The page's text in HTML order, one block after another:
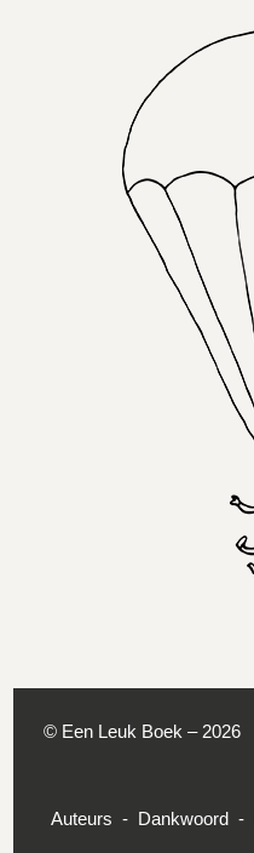
© Een Leuk Boek – 2026
Auteurs Dankwoord